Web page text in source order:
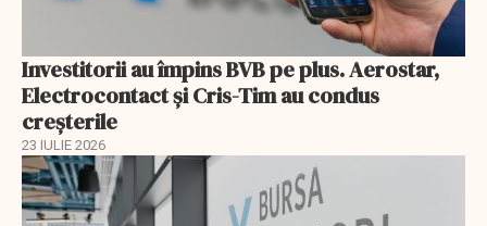
Investitorii au împins BVB pe plus. Aerostar,
Electrocontact și Cris-Tim au condus
creșterile
23 IULIE 2026